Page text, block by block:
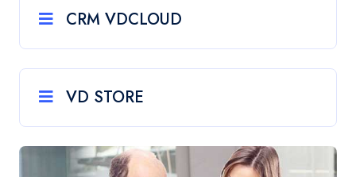
CRM VDCLOUD
VD STORE